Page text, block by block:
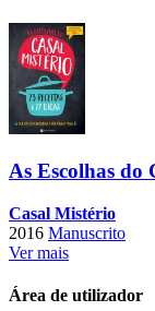
As Escolhas do
Casal Mistério
2016 Manuscrito
Ver mais
Área de utilizador